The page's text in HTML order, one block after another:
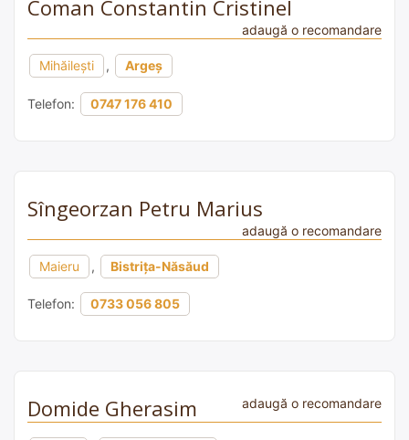
Coman Constantin Cristinel
adaugă o recomandare
Mihăilești , Argeș
Telefon: 0747 176 410
Sîngeorzan Petru Marius
adaugă o recomandare
Maieru , Bistrița-Năsăud
Telefon: 0733 056 805
Domide Gherasim adaugă o recomandare